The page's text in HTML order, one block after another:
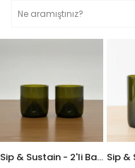
Sip & Sustain - 2'li Bardak Seti - Küçük Bardak